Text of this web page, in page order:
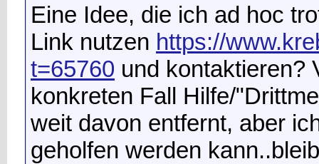
Eine Idee, die ich ad hoc
Link nutzen https://
t=65760 und kontaktieren?
konkreten Fall Hilfe/
weit davon entfernt, aber
geholfen werden